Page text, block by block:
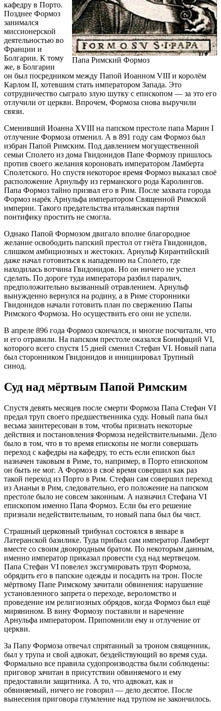
Папа Римский Формоз
кафедру в Порто.
Позднее Формоз
занимался
миссионерской
деятельностью во
Франции и
Болгарии. К тому
же, в Болгарии
он был посредником между Папой Иоанном VIII и королём
Карлом II, хотевшим стать императором Запада. Это
сотрудничество сыграло злую шутку с епископом — за это его
отлучили от церкви. Впрочем, Формоза снова выручили
связи.
Сменивший Иоанна XVIII на папском престоле папа Марин I
отлучение Формоза отменил. А в 891 году сам Формоз был
избран Папой Римским. Под давлением могущественной
семьи Сполето из дома Гвидонидов Папе Формозу пришлось
против своего желания короновать императором Ламберта
Сполетского. Но спустя некоторое время Формоз выказал своё
расположение Арнульфу из германского рода Каролингов.
Папа Формоз тайно призвал его в Рим. После захвата города
Формоз нарёк Арнульфа императором Священной Римской
империи. Такого предательства итальянская партия
понтифику простить не смогла.
Однако Папой Формозом двигало вполне благородное
желание освободить папский престол от гнёта Гвидонидов,
слишком амбициозных и жестоких. Арнульф Кирантийский
даже начал готовиться к нападению на Сполето, где
находилась вотчина Гвидонидов. Но он ничего не успел
сделать. По дороге туда императора разбил паралич,
предположительно вызванный отравлением. Арнульф
вынужденно вернулся на родину, а в Риме сторонники
Гвидонидов начали готовить план по свержению Папы
Римского Формоза. Но осуществить его они не успели.
В апреле 896 года Формоз скончался, и многие посчитали, что
и его отравили. На папском престоле оказался Бонифаций VI,
которого всего спустя 15 дней сменил Стефан VI. Новый папа
был сторонником Гвидонидов и инициировал Трупный
синод.
Суд над мёртвым Папой Римским
Спустя девять месяцев после смерти Формоза Папа Стефан VI
предал труп своего предшественника суду. Новый папа был
весьма заинтересован в том, чтобы признать некоторые
действия и постановления Формоза недействительными. Дело
было в том, что в то время епископы не могли совершать
переход с кафедры на кафедру, то есть если епископ был
назначен таковым в Риме, то, например, в Порто епископом
он быть не мог. А Формоз в своё время совершил как раз
такой переход из Порто в Рим. Стефан сам совершил переход
из Ананьи в Рим, следовательно, его положение на папском
престоле было не совсем законным. А назначил Стефана VI
епископом именно Папа Формоз. Если бы его решение
признали недействительным, то новый папа был бы чист.
Страшный церковный трибунал состоялся в январе в
Латеранской базилике. Туда прибыл сам император Ламберт
вместе со своим двоюродным братом. По некоторым данным,
именно император приказал провести суд над мертвецом.
Папа Стефан VI повелел эксгумировать труп Формоза,
обрядить его в папские одежды и посадить на трон. После
мёртвому Папе Римскому зачитали обвинения: нарушение
установленного запрета о переходе, вероломство и
проведение им религиозных обрядов, когда Формоз был ещё
мирянином. В вину Формозу поставили и наречение
Арнульфа императором. Припомнили ему и отлучение от
церкви.
За Папу Формоза отвечал спрятанный за троном священник,
был у трупа и свой адвокат, бездействующий во время суда.
Формально все правила судопроизводства были соблюдены:
приговор зачитан в присутствии обвиняемого и ему
предоставили защитника. А то, что адвокат, как и
обвиняемый, ничего не говорил — дело десятое. После
вынесения приговора глумление над трупом не закончилось.